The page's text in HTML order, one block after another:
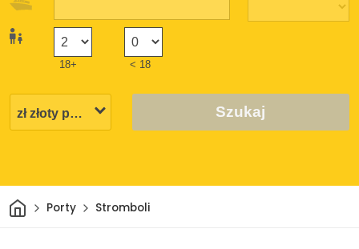
18+ < 18
Szukaj
DomPorty Stromboli